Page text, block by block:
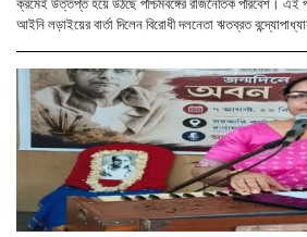
আইনি লড়াইয়ের বার্তা দিলেন বিরোধী দলনেতা ঋতব্রত